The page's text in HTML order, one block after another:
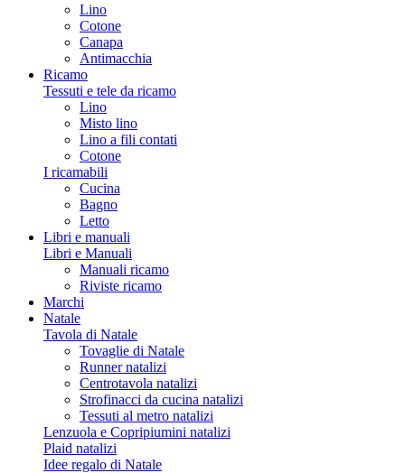
Lino
Cotone
Canapa
Antimacchia
Ricamo
Tessuti e tele da ricamo
Lino
Misto lino
Lino a fili contati
Cotone
I ricamabili
Cucina
Bagno
Letto
Libri e manuali
Libri e Manuali
Manuali ricamo
Riviste ricamo
Marchi
Natale
Tavola di Natale
Tovaglie di Natale
Runner natalizi
Centrotavola natalizi
Strofinacci da cucina natalizi
Tessuti al metro natalizi
Lenzuola e Copripiumini natalizi
Plaid natalizi
Idee regalo di Natale